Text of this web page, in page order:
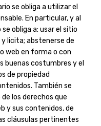
se obliga a utilizar el
En particular, y al
obliga a: usar el sitio
licita; abstenerse de
web en forma o con
buenas costumbres y el
de propiedad
También se
los derechos que
y sus contenidos, de
cláusulas pertinentes